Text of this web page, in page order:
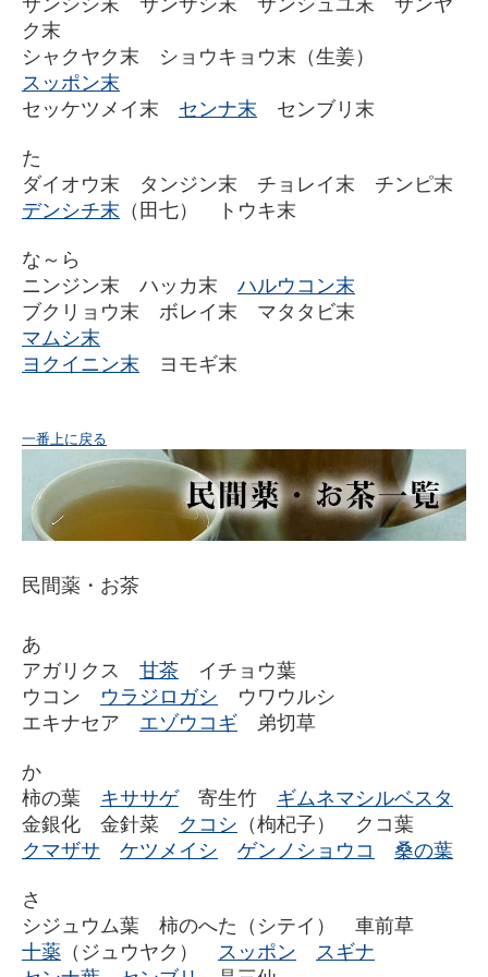
ク末
シャクヤク末 ショウキョウ末（生姜）
スッポン末
セッケツメイ末 センナ末 センブリ末
た
ダイオウ末 タンジン末 チョレイ末 チンピ末
デンシチ末 （田七） トウキ末
な～ら
ニンジン末 ハッカ末 ハルウコン末
ブクリョウ末 ボレイ末 マタタビ末
マムシ末
ヨクイニン末 ヨモギ末
一番上に戻る
民間薬・お茶
あ
アガリクス 甘茶 イチョウ葉
ウコン ウラジロガシ ウワウルシ
エキナセア エゾウコギ 弟切草
か
柿の葉 キササゲ寄生竹 ギムネマシルベスタ
金銀化 金針菜 クコシ （枸杞子） クコ葉
クマザサ
ケツメイシ ゲンノショウコ 桑の葉
さ
シジュウム葉 柿のへた（シテイ） 車前草
十薬 （ジュウヤク） スッポン
スギナ